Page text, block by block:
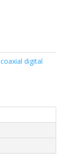
coaxial digital